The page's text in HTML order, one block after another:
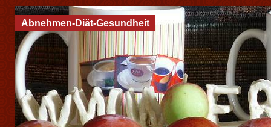
Abnehmen-Diät-Gesundheit